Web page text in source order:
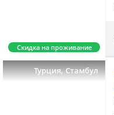
Скидка на проживание
Турция,Стамбул